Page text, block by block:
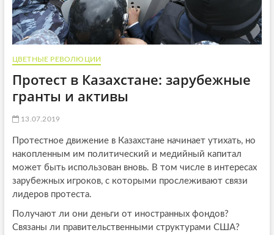
ЦВЕТНЫЕ РЕВОЛЮЦИИ
Протест в Казахстане: зарубежные
гранты и активы
13.07.2019
Протестное движение в Казахстане начинает утихать, но
накопленным им политический и медийный капитал
может быть использован вновь. В том числе в интересах
зарубежных игроков, с которыми прослеживают связи
лидеров протеста.
Получают ли они деньги от иностранных фондов?
Связаны ли правительственными структурами США?